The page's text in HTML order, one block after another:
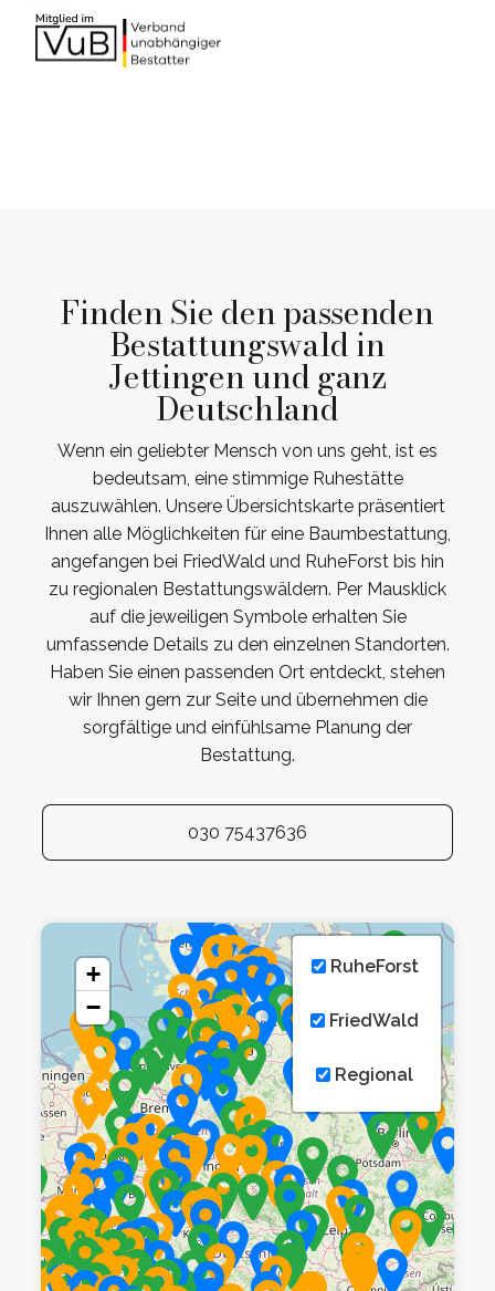
Finden Sie den passenden
Bestattungswald in
Jettingen und ganz
Deutschland
Wenn ein geliebter Mensch von uns geht, ist es
bedeutsam, eine stimmige Ruhestätte
auszuwählen. Unsere Übersichtskarte präsentiert
Ihnen alle Möglichkeiten für eine Baumbestattung,
angefangen bei FriedWald und RuheForst bis hin
zu regionalen Bestattungswäldern. Per Mausklick
auf die jeweiligen Symbole erhalten Sie
umfassende Details zu den einzelnen Standorten.
Haben Sie einen passenden Ort entdeckt, stehen
wir Ihnen gern zur Seite und übernehmen die
sorgfältige und einfühlsame Planung der
Bestattung.
030 75437636
+
−
RuheForst
FriedWald
Regional